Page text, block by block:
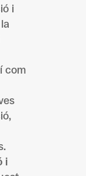
i
com
i